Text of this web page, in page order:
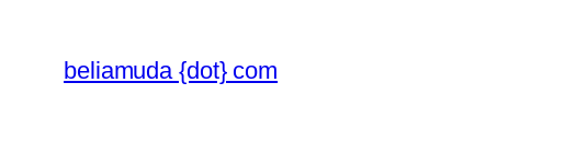
content
beliamuda {dot} com